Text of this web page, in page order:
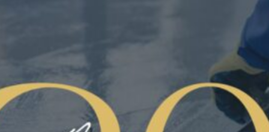
ogni pavimento sia un’opera d’arte unica.
Non si tratta solo di una superficie su cui
camminare, ma di una componente
fondamentale che caratterizza e definisce